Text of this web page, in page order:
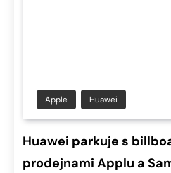
Apple Huawei
Huawei parkuje s
prodejnami Applu a